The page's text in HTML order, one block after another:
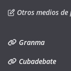
Otros medios de
Granma
Cubadebate